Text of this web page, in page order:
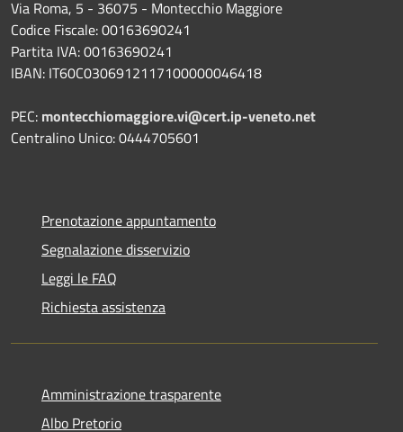
Via Roma, 5 - 36075 - Montecchio Maggiore
Codice Fiscale: 00163690241
Partita IVA: 00163690241
IBAN: IT60C0306912117100000046418
PEC: montecchiomaggiore.vi@cert.ip-veneto.net
Centralino Unico: 0444705601
Prenotazione appuntamento
Segnalazione disservizio
Leggi le FAQ
Richiesta assistenza
Amministrazione trasparente
Albo Pretorio